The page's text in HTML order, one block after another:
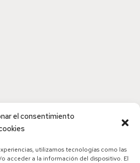
el consentimiento
utilizamos tecnologías como las
acceder a la información del dispositivo. El